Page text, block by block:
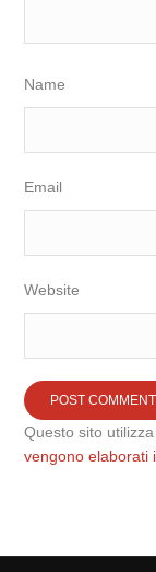
Name
Email
Website
Questo sito
vengono elaborati